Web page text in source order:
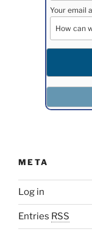
Your email
META
Log in
Entries RSS